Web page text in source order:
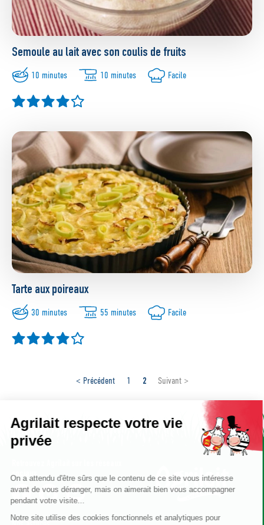
Agrilait respecte votre vie
privée
On a attendu d'être sûrs que le contenu de ce site vous intéresse
avant de vous déranger, mais on aimerait bien vous accompagner
pendant votre visite...
Notre site utilise des cookies fonctionnels et analytiques pour
Semoule au lait avec son coulis de fruits
10 minutes 10 minutes Facile
Tarte aux poireaux
30 minutes 55 minutes Facile
< Précédent 1 2 Suivant >
sociaux